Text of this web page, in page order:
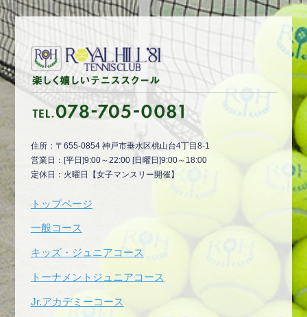
住所：〒655-0854 神戸市垂水区桃山台4丁目8-1
営業日：[平日]9:00～22:00 [日曜日]9:00～18:00
定休日：火曜日【女子マンスリー開催】
トップページ
一般コース
キッズ・ジュニアコース
トーナメントジュニアコース
Jr.アカデミーコース